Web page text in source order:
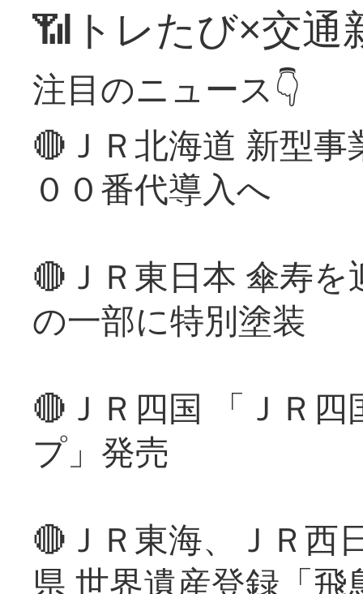
📶トレたび×交通
注目のニュース👇
🔴ＪＲ北海道 新型
００番代導入へ
🔴ＪＲ東日本 傘寿
の一部に特別塗装
🔴ＪＲ四国 「ＪＲ
プ」発売
🔴ＪＲ東海、ＪＲ西
県 世界遺産登録「